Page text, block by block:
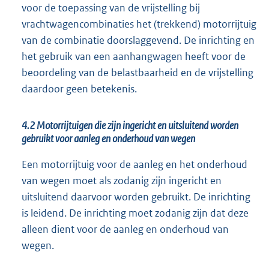
voor de toepassing van de vrijstelling bij
vrachtwagencombinaties het (trekkend) motorrijtuig
van de combinatie doorslaggevend. De inrichting en
het gebruik van een aanhangwagen heeft voor de
beoordeling van de belastbaarheid en de vrijstelling
daardoor geen betekenis.
4.2 Motorrijtuigen die zijn ingericht en uitsluitend worden
gebruikt voor aanleg en onderhoud van wegen
Een motorrijtuig voor de aanleg en het onderhoud
van wegen moet als zodanig zijn ingericht en
uitsluitend daarvoor worden gebruikt. De inrichting
is leidend. De inrichting moet zodanig zijn dat deze
alleen dient voor de aanleg en onderhoud van
wegen.